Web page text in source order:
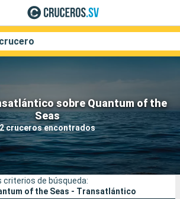
sobre Quantum of the
Seas
2 cruceros encontrados
Compañías
Buscar
criterios de búsqueda:
of the Seas - Transatlántico